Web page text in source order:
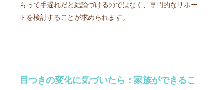
もって手遅れだと結論づけるのではなく、専門的なサポー
トを検討することが求められます。
目つきの変化に気づいたら：家族ができるこ